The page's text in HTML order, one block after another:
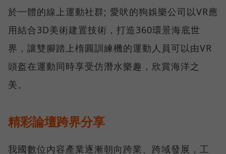
於一體的線上運動社群; 愛吠的狗娛樂公司以VR應
用結合3D美術建置技術，打造360環景海底世
界，讓雙腳踏上楕圓訓練機的運動人員可以由VR
頭盔在運動同時享受仿潛水樂趣，欣賞海洋之
美。
精彩論壇跨界分享
我國數位內容產業逐漸朝向跨業、跨域發展，工